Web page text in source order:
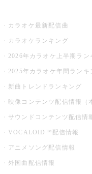
カラオケ最新配信曲
カラオケランキング
2026年カラオケ上半期ラン
2025年カラオケ年間ランキ
新曲トレンドランキング
映像コンテンツ配信情報（
サウンドコンテンツ配信情
VOCALOID™配信情報
アニメソング配信情報
外国曲配信情報